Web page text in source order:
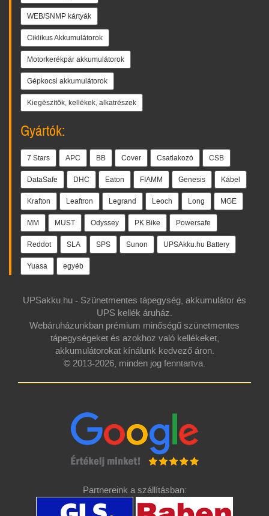
WEB/SNMP kártyák
Ciklikus Akkumulátorok
Motorkerékpár akkumulátorok
Gépkocsi akkumulátorok
Kiegészítők, kellékek, alkatrészek
Gyártók:
7 Stars APC BB Cover Csatlakozó CSB
DataSafe DHC Eaton FIAMM Genesis Kábel
Krafton Leaftron Legrand Leoch Long MGE
MM MUST Odyssey PK Bike Powersafe
Reddot SLA SPS Sunon UPSAkku.hu Battery
Yuasa egyéb
UPSakku.hu - Szünetmentes tápegység, akkumulátor és
UPS kellék áruház.
Webáruházunkban prémium minőségű szünetmentes
tápegységeket és azokhoz való kellékeket,
akkumulátorokat kínálunk kedvező áron.
© 2013-2026, minden jog fenntartva.
Partnereink a szállításban: